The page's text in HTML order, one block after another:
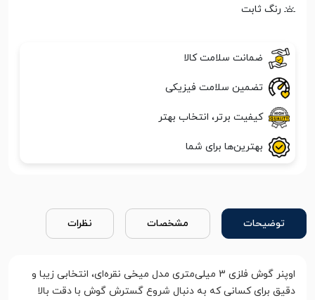
رنگ ثابت
ضمانت سلامت کالا
تضمین سلامت فیزیکی
کیفیت برتر، انتخاب بهتر
بهترین‌ها برای شما
توضیحات مشخصات نظرات
اوپنر گوش فلزی 3 میلی‌متری مدل میخی نقره‌ای، انتخابی زیبا و
دقیق برای کسانی که به دنبال شروع گسترش گوش با دقت بالا